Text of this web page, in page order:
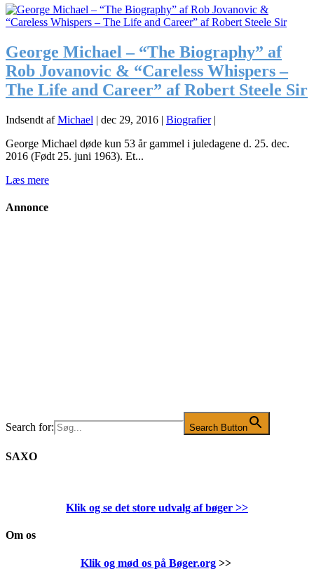
George Michael – “The Biography” af
Rob Jovanovic & “Careless Whispers –
The Life and Career” af Robert Steele Sir
Indsendt afMichael | dec 29, 2016 | Biografier|
George Michael døde kun 53 år gammel i juledagene d. 25. dec.
2016 (Født 25. juni 1963). Et...
Læs mere
Annonce
Search for: Search Button
SAXO
Klik og se det store udvalg af bøger >>
Om os
Klik og mød os på Bøger.org>>